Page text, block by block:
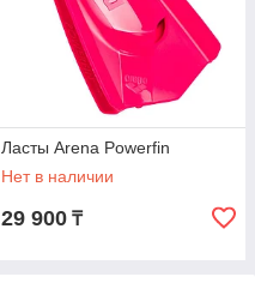
Ласты Arena Powerfin
Нет в наличии
29 900 ₸